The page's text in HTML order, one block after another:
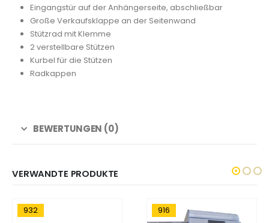
Eingangstür auf der Anhängerseite, abschließbar
Große Verkaufsklappe an der Seitenwand
Stützrad mit Klemme
2 verstellbare Stützen
Kurbel für die Stützen
Radkappen
BEWERTUNGEN (0)
VERWANDTE PRODUKTE
932 916